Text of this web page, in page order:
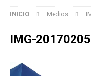
INICIO Medios
IMG-